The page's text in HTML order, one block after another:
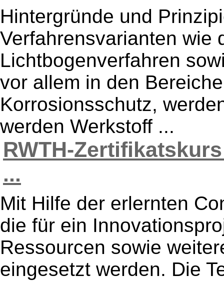
Hintergründe und
Verfahrensvarianten wie
Lichtbogenverfahren
vor allem in den
Korrosionsschutz,
werden Werkstoff ...
RWTH-
...
Mit Hilfe der erlernten
die für ein
Ressourcen sowie
eingesetzt werden. Die